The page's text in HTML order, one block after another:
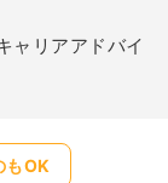
ャリアアドバイ
もOK